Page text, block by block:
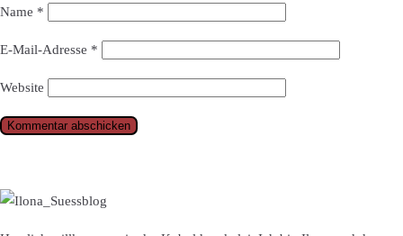
Name *
E-Mail-Adresse *
Website